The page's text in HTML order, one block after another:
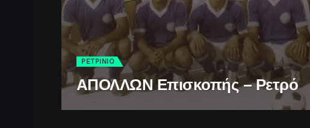
ΡΕΤΡINIO
ΑΠΟΛΛΩΝ Επισκοπής – Ρετρό